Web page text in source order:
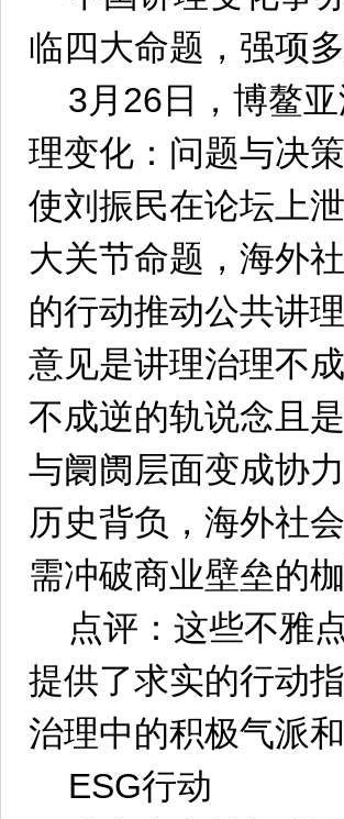
临四大命题，强项
3月26日，博鳌
理变化：问题与决
使刘振民在论坛上
大关节命题，海外
的行动推动公共讲
意见是讲理治理不
不成逆的轨说念且
与阛阓层面变成协
历史背负，海外社
需冲破商业壁垒的枷
点评：这些不雅
提供了求实的行动
治理中的积极气派
ESG行动